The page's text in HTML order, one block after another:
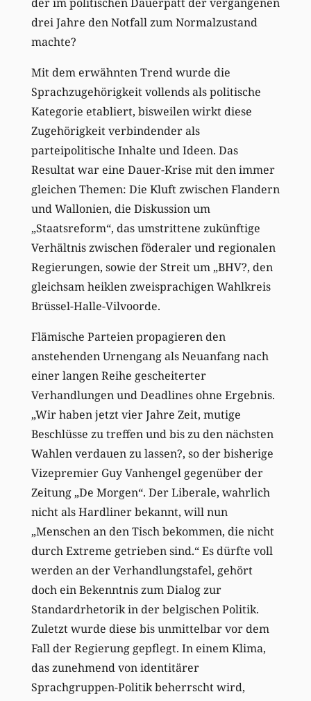
drei Jahre den Notfall zum Normalzustand
machte?
Mit dem erwähnten Trend wurde die
Sprachzugehörigkeit vollends als politische
Kategorie etabliert, bisweilen wirkt diese
Zugehörigkeit verbindender als
parteipolitische Inhalte und Ideen. Das
Resultat war eine Dauer-Krise mit den immer
gleichen Themen: Die Kluft zwischen Flandern
und Wallonien, die Diskussion um
„Staatsreform“, das umstrittene zukünftige
Verhältnis zwischen föderaler und regionalen
Regierungen, sowie der Streit um „BHV?, den
gleichsam heiklen zweisprachigen Wahlkreis
Brüssel-Halle-Vilvoorde.
Flämische Parteien propagieren den
anstehenden Urnengang als Neuanfang nach
einer langen Reihe gescheiterter
Verhandlungen und Deadlines ohne Ergebnis.
„Wir haben jetzt vier Jahre Zeit, mutige
Beschlüsse zu treffen und bis zu den nächsten
Wahlen verdauen zu lassen?, so der bisherige
Vizepremier Guy Vanhengel gegenüber der
Zeitung „De Morgen“. Der Liberale, wahrlich
nicht als Hardliner bekannt, will nun
„Menschen an den Tisch bekommen, die nicht
durch Extreme getrieben sind.“ Es dürfte voll
werden an der Verhandlungstafel, gehört
doch ein Bekenntnis zum Dialog zur
Standardrhetorik in der belgischen Politik.
Zuletzt wurde diese bis unmittelbar vor dem
Fall der Regierung gepflegt. In einem Klima,
das zunehmend von identitärer
Sprachgruppen-Politik beherrscht wird,